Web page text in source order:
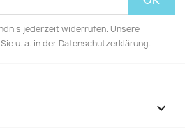
jederzeit widerrufen. Unsere
u. a. in der Datenschutzerklärung.
